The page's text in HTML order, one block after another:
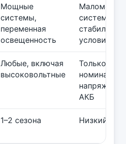
Мощные
системы,
переменная
освещенность
системы,
стабильные
условия
Любые, включая
высоковольтные
Только с
АКБ
1–2 сезона Низкий